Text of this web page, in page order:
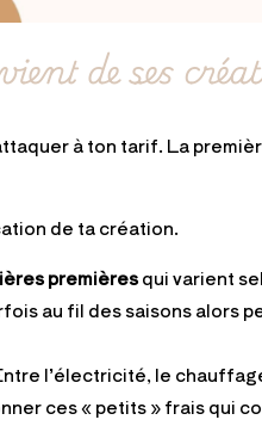
de ses
à ton tarif. La
de ta création.
premièresqui varient
au fil des saisons alors
l’électricité, le
ces « petits » frais qui